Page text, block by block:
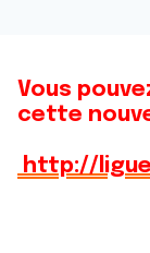
Vous
cette
http://